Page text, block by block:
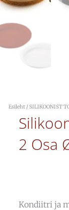
Esileht /SILIKOONIST
2 Osa
Kondiitri ja